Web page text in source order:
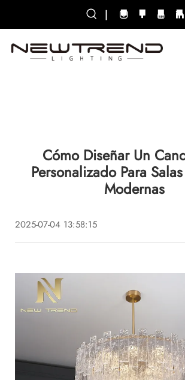
|
Cómo Diseñar Un
Personalizado Para
Modernas
2025-07-04 13:58:15